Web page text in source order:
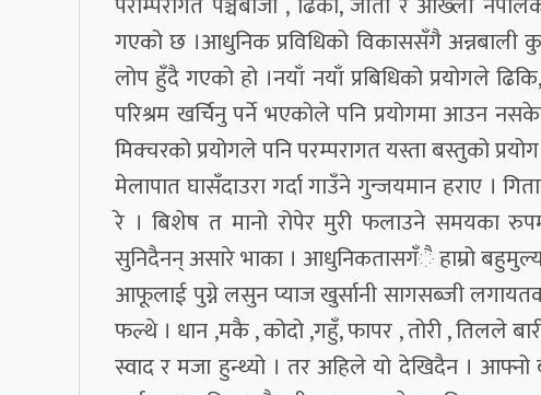
गएको छ ।आधुनिक प्रविधिको विकाससँगै अन्नबाली
लोप हुँदै गएको हो ।नयाँ नयाँ प्रबिधिको प्रयोगले
परिश्रम खर्चिनु पर्ने भएकोले पनि प्रयोगमा आउन
मिक्चरको प्रयोगले पनि परम्परागत यस्ता बस्तुको
मेलापात घासँदाउरा गर्दा गाउँने गुन्जयमान हराए ।
रे । बिशेष त मानो रोपेर मुरी फलाउने समयका
सुनिदैनन् असारे भाका । आधुनिकतासगँै हाम्रो
आफूलाई पुग्ने लसुन प्याज खुर्सानी सागसब्जी
फल्थे । धान ,मकै , कोदो ,गहुँ, फापर , तोरी , तिलले
स्वाद र मजा हुन्थ्यो । तर अहिले यो देखिदैन । आफ्नो